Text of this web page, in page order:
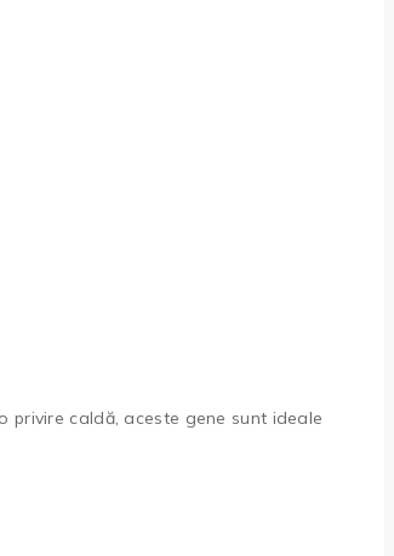
privire caldă, aceste gene sunt ideale